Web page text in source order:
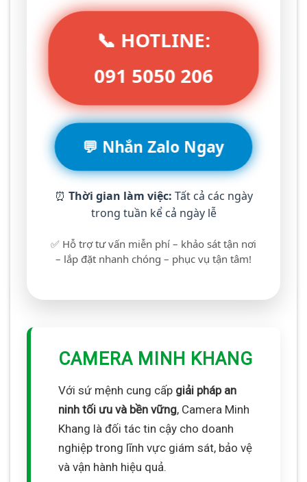
📞 HOTLINE:
091 5050 206
💬 Nhắn Zalo Ngay
⏰ Thời gian làm việc: Tất cả các ngày
trong tuần kể cả ngày lễ
✅ Hỗ trợ tư vấn miễn phí – khảo sát tận nơi
– lắp đặt nhanh chóng – phục vụ tận tâm!
CAMERA MINH KHANG
Với sứ mệnh cung cấp giải pháp an
ninh tối ưu và bền vững, Camera Minh
Khang là đối tác tin cậy cho doanh
nghiệp trong lĩnh vực giám sát, bảo vệ
và vận hành hiệu quả.